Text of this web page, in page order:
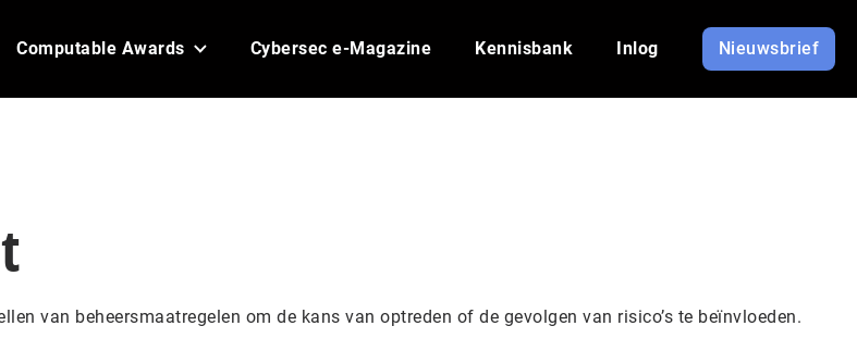
Computable Awards Cybersec e-Magazine Kennisbank Inlog Nieuwsbrief
van beheersmaatregelen om de kans van optreden of de gevolgen van risico’s te beïnvloeden.